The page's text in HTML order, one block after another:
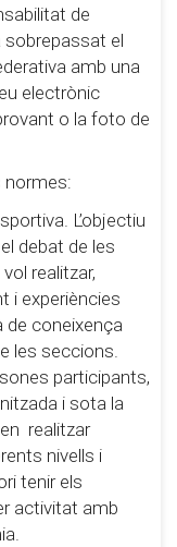
de
sobrepassat el
amb una
electrònic
o la foto de
normes:
L’objectiu
debat de les
realitzar,
i experiències
de coneixença
les seccions.
participants,
i sota la
realitzar
nivells i
tenir els
activitat amb